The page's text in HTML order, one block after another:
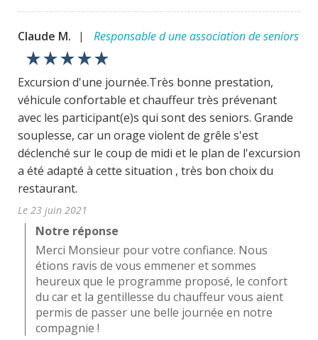
Claude M. | Responsable d une association de seniors
star_ratestar_ratestar_ratestar_ratestar_rate
Excursion d'une journée.Très bonne prestation,
véhicule confortable et chauffeur très prévenant
avec les participant(e)s qui sont des seniors. Grande
souplesse, car un orage violent de grêle s'est
déclenché sur le coup de midi et le plan de l'excursion
a été adapté à cette situation , très bon choix du
restaurant.
Le 23 juin 2021
Notre réponse
Merci Monsieur pour votre confiance. Nous
étions ravis de vous emmener et sommes
heureux que le programme proposé, le confort
du car et la gentillesse du chauffeur vous aient
permis de passer une belle journée en notre
compagnie !